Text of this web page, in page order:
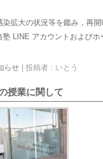
拡大の状況等を鑑み，再
LINE アカウントおよび
らせ 投稿者 : いとう
授業に関して